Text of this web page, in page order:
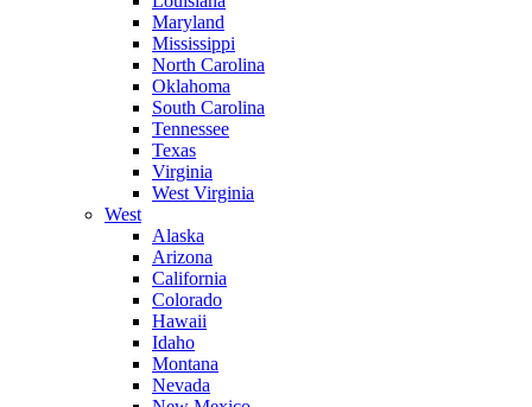
Maryland
Mississippi
North Carolina
Oklahoma
South Carolina
Tennessee
Texas
Virginia
West Virginia
West
Alaska
Arizona
California
Colorado
Hawaii
Idaho
Montana
Nevada